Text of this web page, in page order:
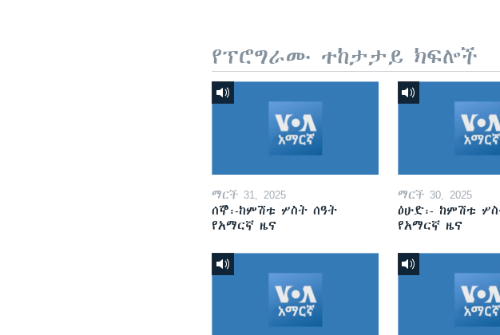
የፕሮግራሙ ተከታታይ ክፍሎች
ማርች 31, 2025
ሰኞ፡-ከምሽቱ ሦስት ሰዓት
የአማርኛ ዜና
ማርች 30, 2025
ዕሁድ፡- ከምሽቱ
የአማርኛ ዜና